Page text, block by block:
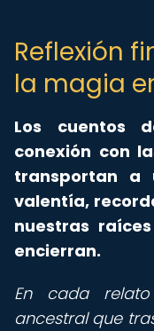
Reflexión
la magia
Los cuentos
conexión con
transportan a
valentía,
nuestras
encierran.
En cada
ancestral que